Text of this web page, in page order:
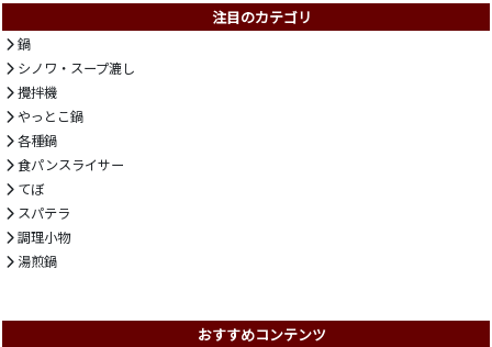
注目のカテゴリ
鍋
シノワ・スープ漉し
攪拌機
やっとこ鍋
各種鍋
食パンスライサー
てぼ
スパテラ
調理小物
湯煎鍋
おすすめコンテンツ